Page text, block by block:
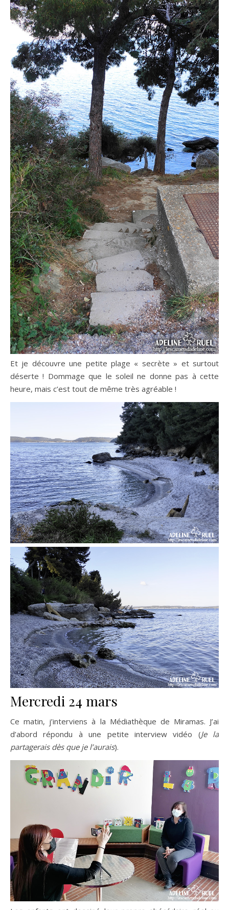
Et je découvre une petite plage « secrète » et surtout
déserte ! Dommage que le soleil ne donne pas à cette
heure, mais c’est tout de même très agréable !
Mercredi 24 mars
Ce matin, j’interviens à la Médiathèque de Miramas. J’ai
d’abord répondu à une petite interview vidéo (Je la
partagerais dès que je l’aurais).